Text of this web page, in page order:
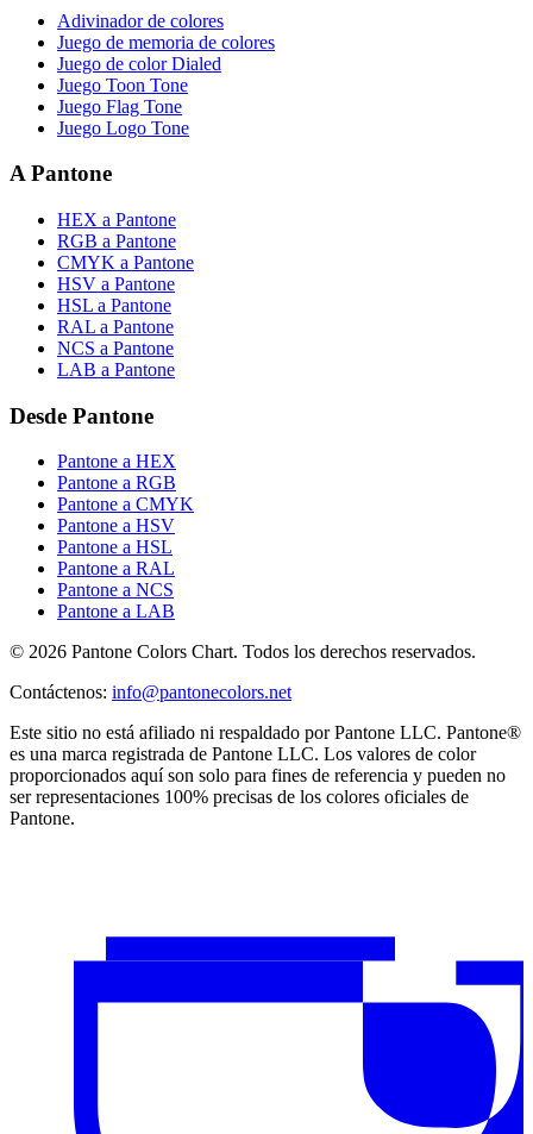
Adivinador de colores
Juego de memoria de colores
Juego de color Dialed
Juego Toon Tone
Juego Flag Tone
Juego Logo Tone
A Pantone
HEX a Pantone
RGB a Pantone
CMYK a Pantone
HSV a Pantone
HSL a Pantone
RAL a Pantone
NCS a Pantone
LAB a Pantone
Desde Pantone
Pantone a HEX
Pantone a RGB
Pantone a CMYK
Pantone a HSV
Pantone a HSL
Pantone a RAL
Pantone a NCS
Pantone a LAB
© 2026 Pantone Colors Chart. Todos los derechos reservados.
Contáctenos: info@pantonecolors.net
Este sitio no está afiliado ni respaldado por Pantone LLC. Pantone®
es una marca registrada de Pantone LLC. Los valores de color
proporcionados aquí son solo para fines de referencia y pueden no
ser representaciones 100% precisas de los colores oficiales de
Pantone.